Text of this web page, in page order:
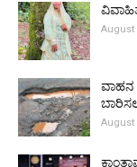
August
ವಾಹನ
August